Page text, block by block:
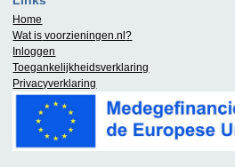
Home
Wat is voorzieningen.nl?
Inloggen
Toegankelijkheidsverklaring
Privacyverklaring